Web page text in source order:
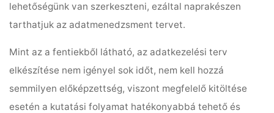
lehetőségünk van szerkeszteni, ezáltal naprakészen
tarthatjuk az adatmenedzsment tervet.
Mint az a fentiekből látható, az adatkezelési terv
elkészítése nem igényel sok időt, nem kell hozzá
semmilyen előképzettség, viszont megfelelő kitöltése
esetén a kutatási folyamat hatékonyabbá tehető és